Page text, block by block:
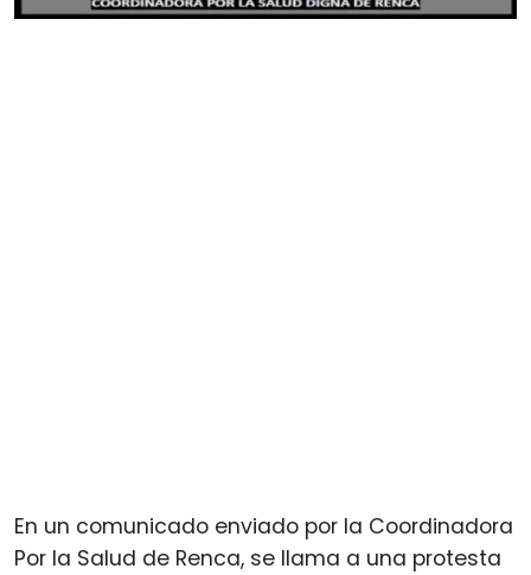
En un comunicado enviado por la Coordinadora
Por la Salud de Renca, se llama a una protesta